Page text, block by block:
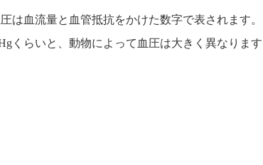
は血流量と血管抵抗をかけた数字で表されます。
くらいと、動物によって血圧は大きく異なります